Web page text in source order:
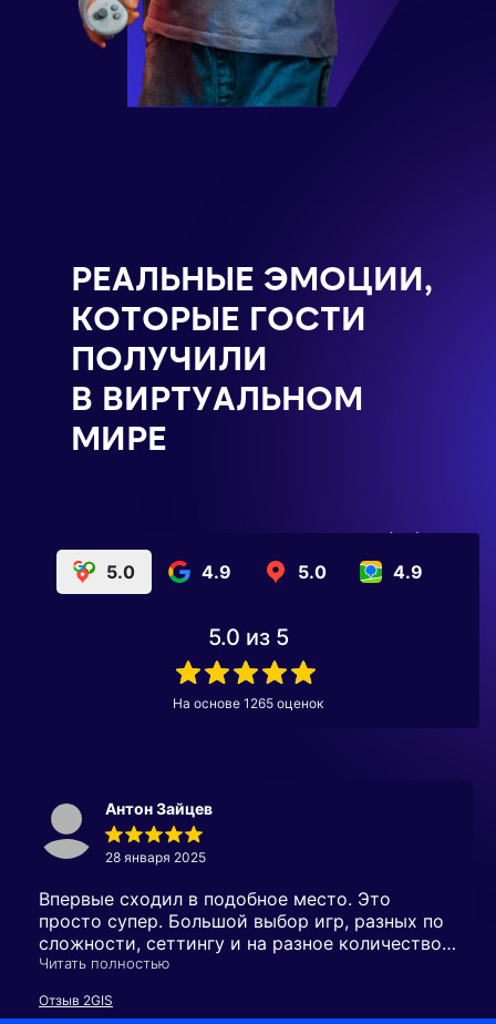
РЕАЛЬНЫЕ ЭМОЦИИ,
КОТОРЫЕ ГОСТИ
ПОЛУЧИЛИ
В ВИРТУАЛЬНОМ
МИРЕ
5.0 4.9 5.0 4.9
5.0 из 5
На основе 1265 оценок
Антон Зайцев
28 января 2025
Впервые сходил в подобное место. Это
просто супер. Большой выбор игр, разных по
сложности, сеттингу и на разное количество
человек.) Можно прийти компанией друзей и
Читать полностью
Отзыв 2GIS